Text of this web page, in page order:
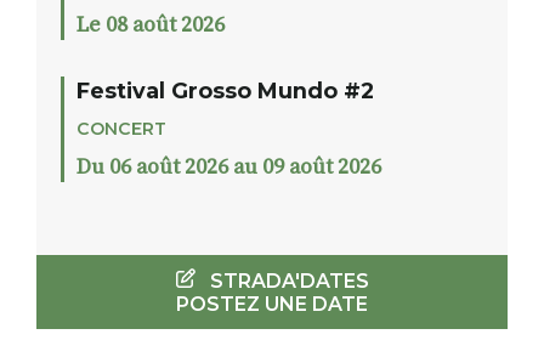
Le 08 août 2026
Festival Grosso Mundo #2
CONCERT
Du 06 août 2026 au 09 août 2026
STRADA'DATES
POSTEZ UNE DATE